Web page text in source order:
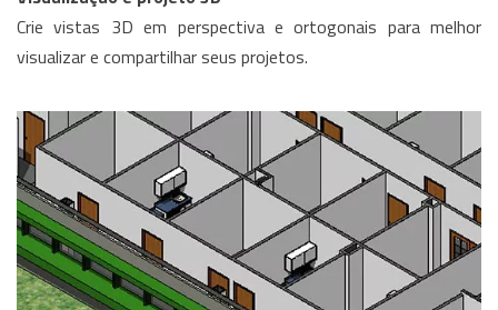
Crie vistas 3D em perspectiva e ortogonais para melhor
visualizar e compartilhar seus projetos.